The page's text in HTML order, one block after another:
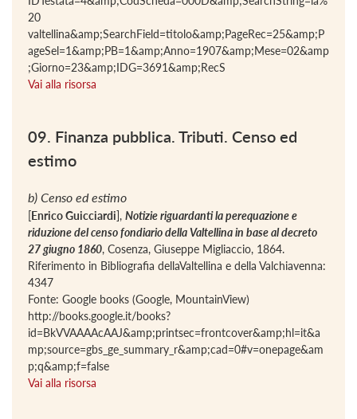
20
valtellina&amp;SearchField=titolo&amp;PageRec=25&amp;P
ageSel=1&amp;PB=1&amp;Anno=1907&amp;Mese=02&amp
;Giorno=23&amp;IDG=3691&amp;RecS
Vai alla risorsa
09. Finanza pubblica. Tributi. Censo ed
estimo
b) Censo ed estimo
[Enrico Guicciardi], Notizie riguardanti la perequazione e
riduzione del censo fondiario della Valtellina in base al decreto
27 giugno 1860, Cosenza, Giuseppe Migliaccio, 1864.
Riferimento in Bibliografia dellaValtellina e della Valchiavenna:
4347
Fonte: Google books (Google, MountainView)
http://books.google.it/books?
id=BkVVAAAAcAAJ&amp;printsec=frontcover&amp;hl=it&a
mp;source=gbs_ge_summary_r&amp;cad=0#v=onepage&am
p;q&amp;f=false
Vai alla risorsa